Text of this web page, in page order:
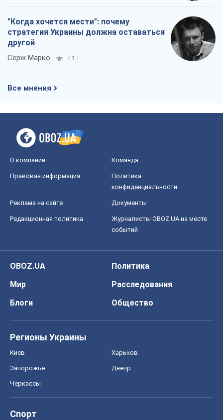
"Когда хочется мести": почему
стратегия Украины должна оставаться
другой
Серж Марко 7,1 т.
Все мнения
О компании Команда
Правовая информация
Политика
конфиденциальности
Реклама на сайте Документы
Редакционная политика
Журналисты OBOZ.UA на месте
событий
OBOZ.UA
Политика
Мир
Расследования
Блоги
Общество
Регионы Украины
Киев Харьков
Запорожье Днепр
Черкассы
Спорт